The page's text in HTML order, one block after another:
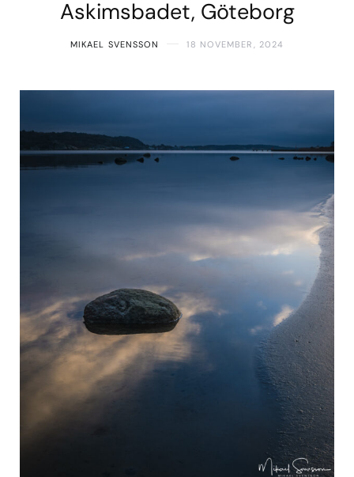
Askimsbadet, Göteborg
MIKAEL SVENSSON 18 NOVEMBER, 2024